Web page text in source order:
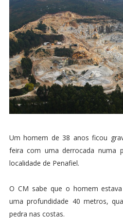
Um homem de 38 anos ficou
feira com uma derrocada numa
localidade de Penafiel.
O CM sabe que o homem
uma profundidade 40 metros,
pedra nas costas.